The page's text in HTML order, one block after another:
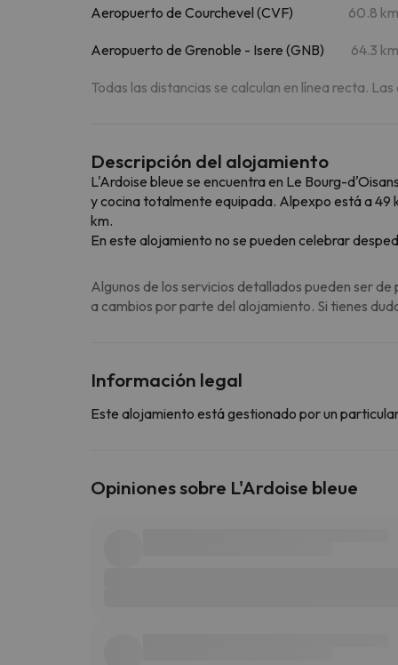
Aeropuerto de Courchevel (CVF) 60.8 km
Aeropuerto de Grenoble - Isere (GNB) 64.3 km
Todas las distancias se calculan en línea recta.
Descripción del alojamiento
L'Ardoise bleue se encuentra en Le Bourg-
y cocina totalmente equipada. Alpexpo está a 49
km.
En este alojamiento no se pueden celebrar
Algunos de los servicios detallados pueden ser
a cambios por parte del alojamiento. Si tienes
Información legal
Este alojamiento está gestionado por un
Opiniones sobre L'Ardoise bleue